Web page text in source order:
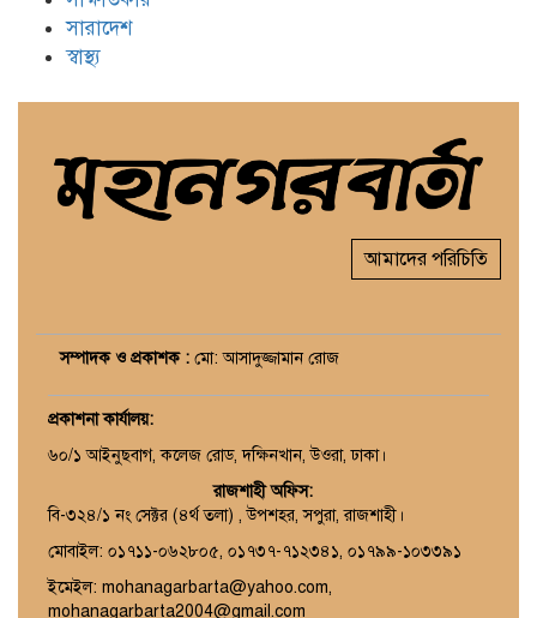
সারাদেশ
স্বাস্থ্য
আমাদের পরিচিতি
সম্পাদক ও প্রকাশক : মো: আসাদুজ্জামান রোজ
প্রকাশনা কার্যালয়:
৬০/১ আইনুছবাগ, কলেজ রোড, দক্ষিনখান, উওরা, ঢাকা।
রাজশাহী অফিস:
বি-৩২৪/১ নং সেক্টর (৪র্থ তলা) , উপশহর, সপুরা, রাজশাহী।
মোবাইল: ০১৭১১-০৬২৮০৫, ০১৭৩৭-৭১২৩৪১, ০১৭৯৯-১০৩৩৯১
ইমেইল: mohanagarbarta@yahoo.com,
mohanagarbarta2004@gmail.com